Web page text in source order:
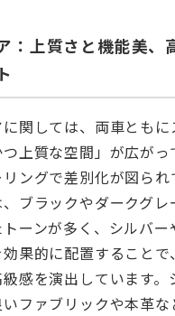
：上質さと機能美、
関しては、両車とも
つ上質な空間」が広が
ングで差別化が図られ
ブラックやダークグ
ーンが多く、シルバー
果的に配置すること
感を演出しています。
ファブリックや本革